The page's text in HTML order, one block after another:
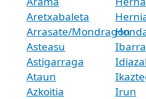
Aretxabaleta
Arrasate/Mondragón
Asteasu
Astigarraga
Ataun
Azkoitia
Ibarra
Irun